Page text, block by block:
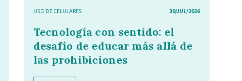
USO DE CELULARES 30/JUL/2026
Tecnología con sentido: el
desafío de educar más allá de
las prohibiciones